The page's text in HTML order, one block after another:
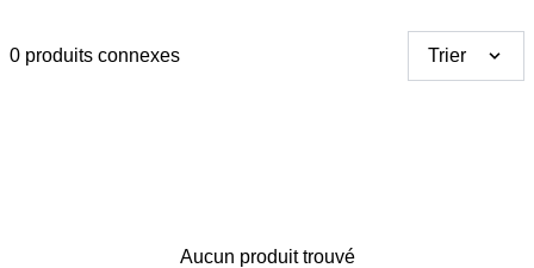
0 produits connexes Trier
Aucun produit trouvé
examiner vos commentaires